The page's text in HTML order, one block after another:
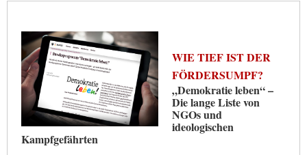
WIE TIEF IST DER
FÖRDERSUMPF?
„Demokratie leben“ –
Die lange Liste von
NGOs und
ideologischen
Kampfgefährten